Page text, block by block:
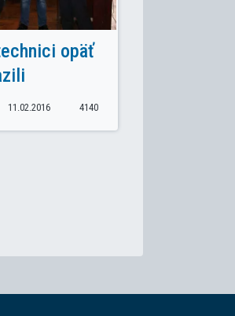
opäť
11.02.2016 4140